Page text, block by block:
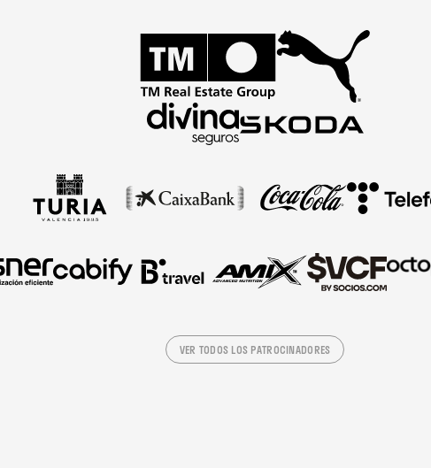
VER TODOS LOS PATROCINADORES